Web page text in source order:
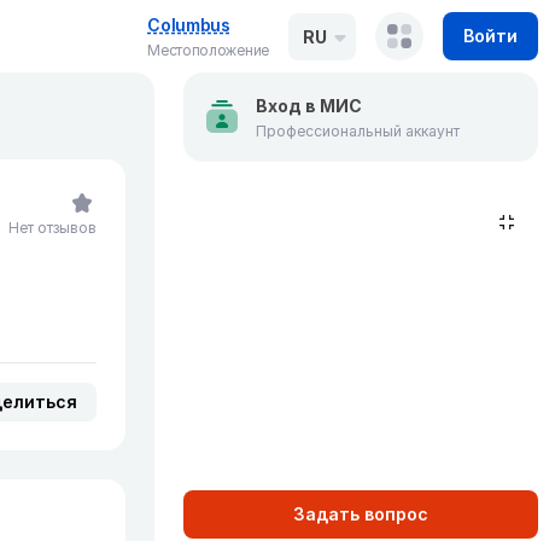
Columbus
Местоположение
RU Войти
Нет отзывов
Вход в МИС
Профессиональный аккаунт
Задать вопрос